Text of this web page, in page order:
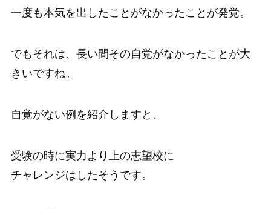
一度も本気を出したことがなかったことが発覚。
でもそれは、長い間その自覚がなかったことが大
きいですね。
自覚がない例を紹介しますと、
受験の時に実力より上の志望校に
チャレンジはしたそうです。